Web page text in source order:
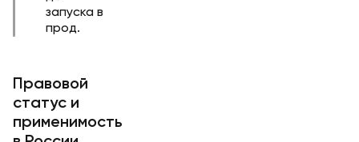
запуска в
прод.
Правовой
статус и
применимость